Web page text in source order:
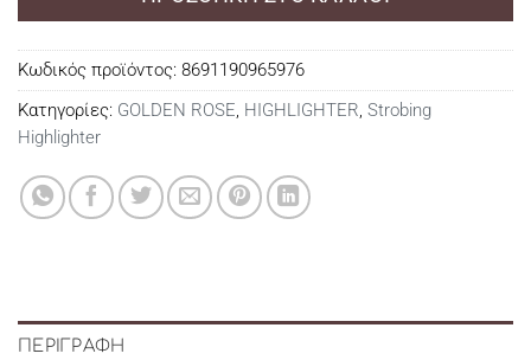
Κωδικός προϊόντος: 8691190965976
Κατηγορίες: GOLDEN ROSE, HIGHLIGHTER, Strobing
Highlighter
ΠΕΡΙΓΡΑΦΉ